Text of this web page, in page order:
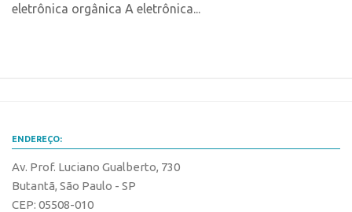
Portal do Inventor
Portal de Atendimento
Propriedade Intelectual
Formas de Proteção
Fala Inovação
Edição 2017
Inovação em Números
Portal do Inventor
eletrônica orgânica A eletrônica...
ENDEREÇO:
Av. Prof. Luciano Gualberto, 730
Butantã, São Paulo - SP
CEP: 05508-010